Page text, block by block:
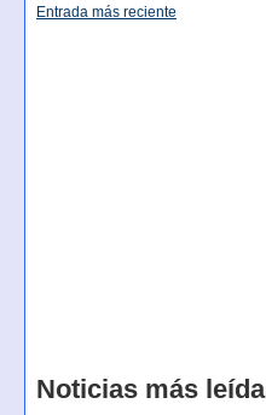
Entrada más reciente
Noticias más